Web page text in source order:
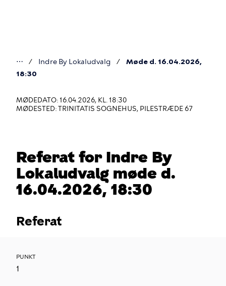
Du
her
⋯ Indre By Lokaludvalg
Møde d. 16.04.2026,
18:30
MØDEDATO: 16.04.2026, KL. 18:30
MØDESTED: TRINITATIS SOGNEHUS, PILESTRÆDE 67
Referat for Indre By
Lokaludvalg møde d.
16.04.2026, 18:30
Referat
PUNKT
1